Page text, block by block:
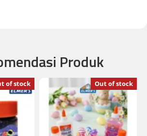
Produk
of stock Out of stock